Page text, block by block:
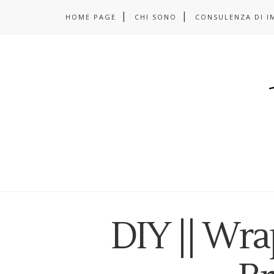
HOME PAGE CHI SONO CONSULENZA DI
DIY ||